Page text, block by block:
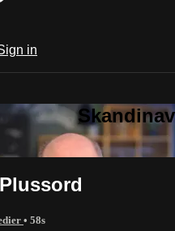
in
• 58s